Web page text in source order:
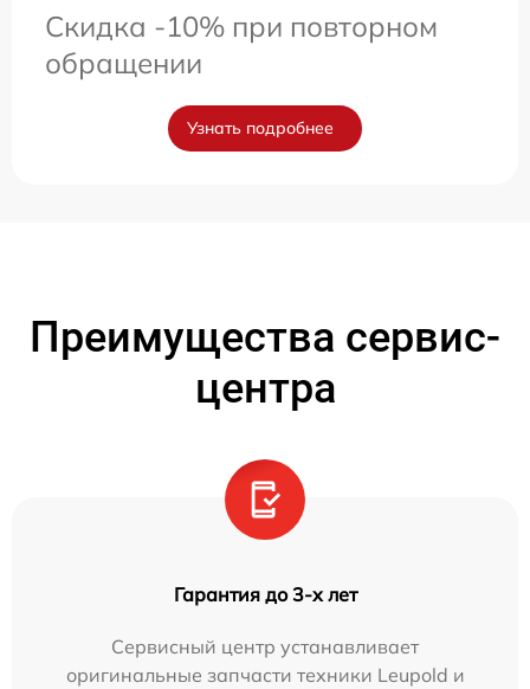
Скидка -10% при повторном
обращении
Узнать подробнее
Преимущества сервис-
центра
Гарантия до 3-х лет
Сервисный центр устанавливает
оригинальные запчасти техники Leupold и